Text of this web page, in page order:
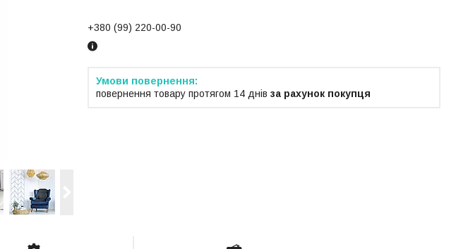
+380 (99) 220-00-90
повернення товару протягом 14 днів за рахунок покупця